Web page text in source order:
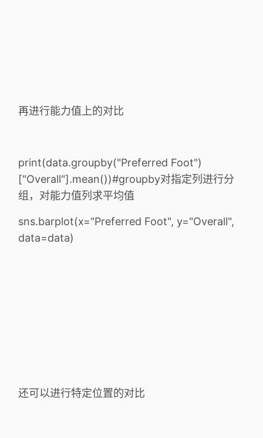
再进行能力值上的对比
print(data.groupby("Preferred Foot")
["Overall"].mean())#groupby对指定列进行分
组，对能力值列求平均值
sns.barplot(x="Preferred Foot", y="Overall",
data=data)
还可以进行特定位置的对比